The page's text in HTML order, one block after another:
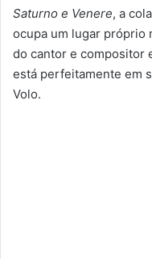
Saturno e Venere, a
ocupa um lugar próprio
do cantor e compositor
está perfeitamente em
Volo.